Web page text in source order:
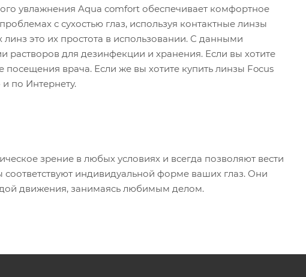
увлажнения Aqua comfort обеспечивает комфортное
с сухостью глаз, используя контактные линзы
это их простота в использовании. С данными
растворов для дезинфекции и хранения. Если вы хотите
посещения врача. Если же вы хотите купить линзы Focus
по Интернету.
зрение в любых условиях и всегда позволяют вести
индивидуальной форме ваших глаз. Они
движения, занимаясь любимым делом.